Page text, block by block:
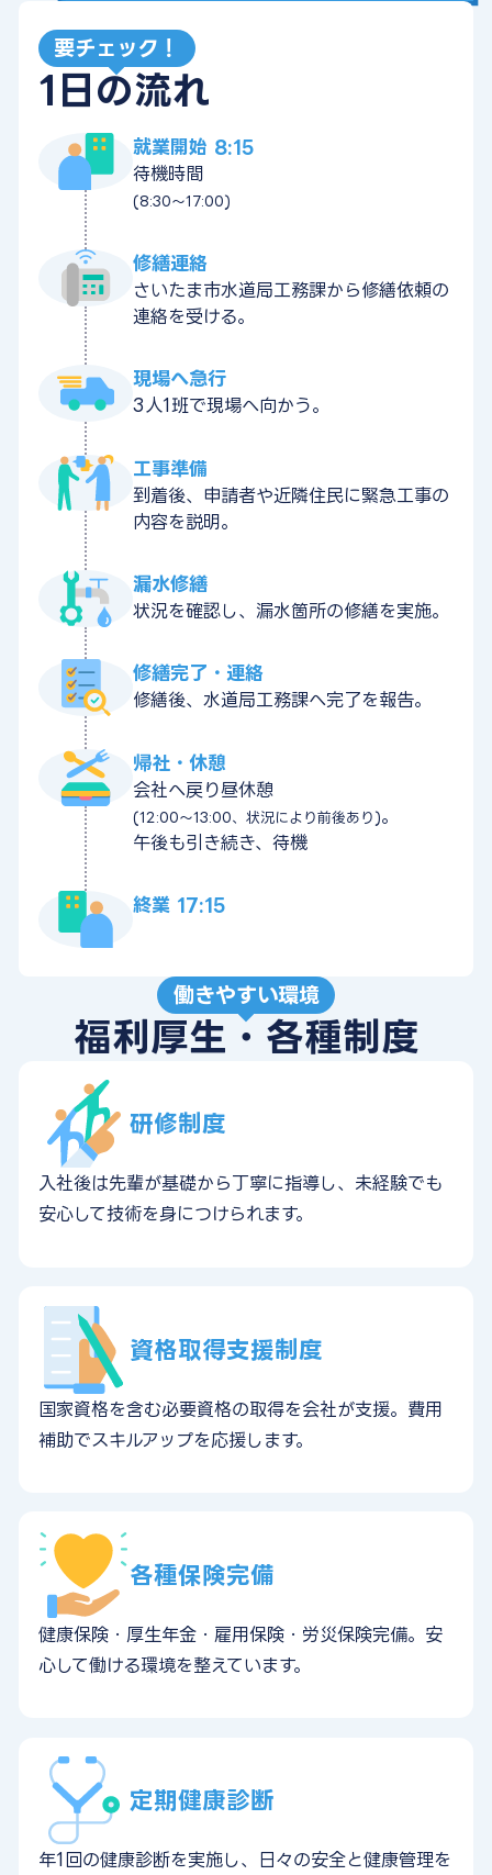
要チェック！
1日の流れ
就業開始 8:15
待機時間
(8:30～17:00)
修繕連絡
さいたま市水道局工務課から修繕依頼の
連絡を受ける。
現場へ急行
3人1班で現場へ向かう。
工事準備
到着後、申請者や近隣住民に緊急工事の
内容を説明。
漏水修繕
状況を確認し、漏水箇所の修繕を実施。
修繕完了・連絡
修繕後、水道局工務課へ完了を報告。
帰社・休憩
会社へ戻り昼休憩
(12:00〜13:00、状況により前後あり)。
午後も引き続き、待機
終業 17:15
働きやすい環境
福利厚生・各種制度
研修制度
入社後は先輩が基礎から丁寧に指導し、未経験でも
安心して技術を身につけられます。
資格取得支援制度
国家資格を含む必要資格の取得を会社が支援。費用
補助でスキルアップを応援します。
各種保険完備
健康保険・厚生年金・雇用保険・労災保険完備。安
心して働ける環境を整えています。
定期健康診断
年1回の健康診断を実施し、日々の安全と健康管理を